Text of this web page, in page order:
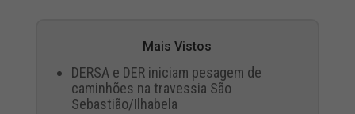
Mais Vistos
DERSA e DER iniciam pesagem de
caminhões na travessia São
Sebastião/Ilhabela